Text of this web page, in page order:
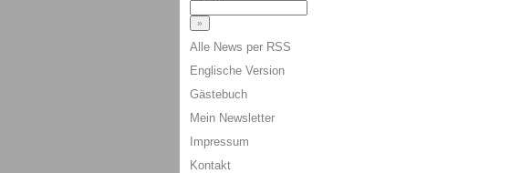
Alle News per RSS
Englische Version
Gästebuch
Mein Newsletter
Impressum
Kontakt